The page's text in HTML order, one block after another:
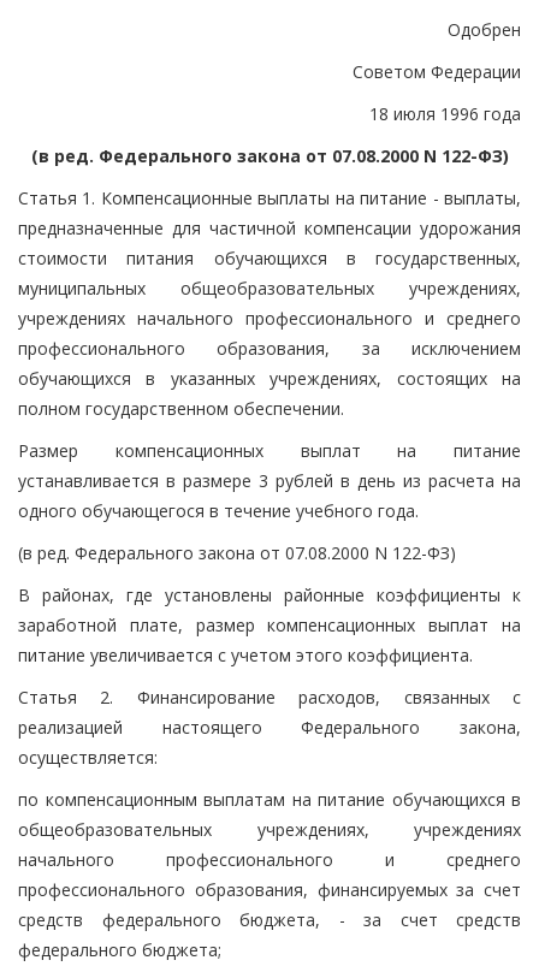
Одобрен
Советом Федерации
18 июля 1996 года
(в ред. Федерального закона от 07.08.2000 N 122-ФЗ)
Статья 1. Компенсационные выплаты на питание - выплаты,
предназначенные для частичной компенсации удорожания
стоимости питания обучающихся в государственных,
муниципальных общеобразовательных учреждениях,
учреждениях начального профессионального и среднего
профессионального образования, за исключением
обучающихся в указанных учреждениях, состоящих на
полном государственном обеспечении.
Размер компенсационных выплат на питание
устанавливается в размере 3 рублей в день из расчета на
одного обучающегося в течение учебного года.
(в ред. Федерального закона от 07.08.2000 N 122-ФЗ)
В районах, где установлены районные коэффициенты к
заработной плате, размер компенсационных выплат на
питание увеличивается с учетом этого коэффициента.
Статья 2. Финансирование расходов, связанных с
реализацией настоящего Федерального закона,
осуществляется:
по компенсационным выплатам на питание обучающихся в
общеобразовательных учреждениях, учреждениях
начального профессионального и среднего
профессионального образования, финансируемых за счет
средств федерального бюджета, - за счет средств
федерального бюджета;